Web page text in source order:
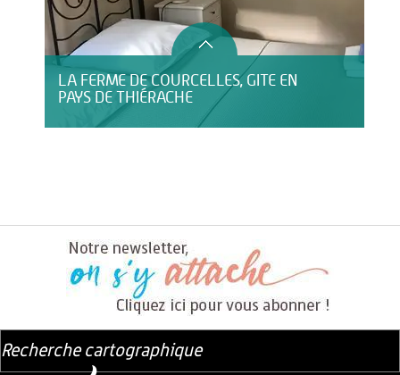
LA FERME DE COURCELLES, GITE EN
PAYS DE THIÉRACHE
Recherche cartographique